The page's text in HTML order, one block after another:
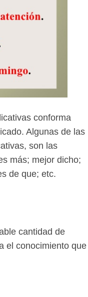
conforma
Algunas de las
son las
más; mejor dicho;
de que; etc.
cantidad de
el conocimiento que